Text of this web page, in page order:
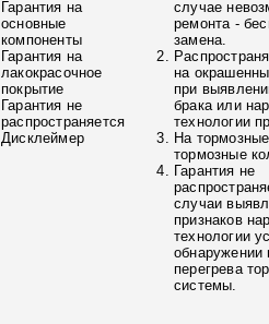
Гарантия на
основные
компоненты
Гарантия на
лакокрасочное
покрытие
Гарантия не
распространяется
Дисклеймер
случае
ремонта -
замена.
на
при
брака или
технологии
На
тормозные
Гарантия не
случаи
признаков
технологии
обнаружении
перегрева
системы.